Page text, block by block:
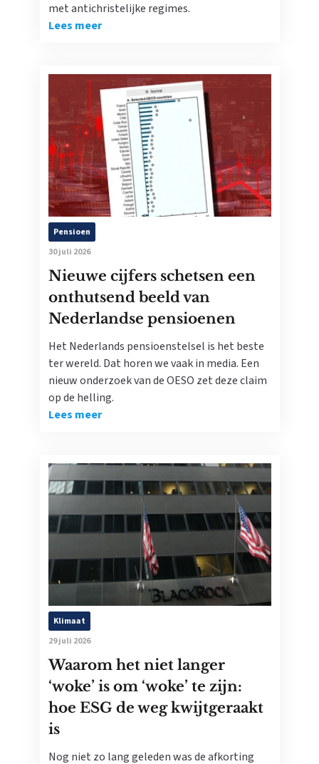
met antichristelijke regimes.
Lees meer
Pensioen
30 juli 2026
Nieuwe cijfers schetsen een
onthutsend beeld van
Nederlandse pensioenen
Het Nederlands pensioenstelsel is het beste
ter wereld. Dat horen we vaak in media. Een
nieuw onderzoek van de OESO zet deze claim
op de helling.
Lees meer
Klimaat
29 juli 2026
Waarom het niet langer
‘woke’ is om ‘woke’ te zijn:
hoe ESG de weg kwijtgeraakt
is
Nog niet zo lang geleden was de afkorting